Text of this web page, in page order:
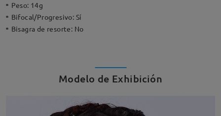
Peso: 14g
Bifocal/Progresivo: Sí
Bisagra de resorte: No
Modelo de Exhibición